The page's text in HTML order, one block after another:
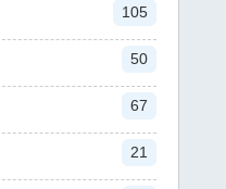
105
50
67
21